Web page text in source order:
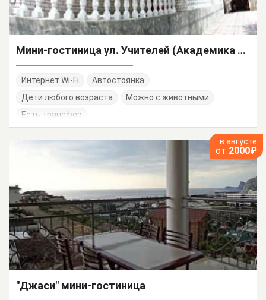
Мини-гостиница ул. Учителей (Академика Сахарова)
Интернет Wi-Fi
Автостоянка
Дети любого возраста
Можно с животными
Есть трансфер
в августе
от 2000₽
"Джаси" мини-гостиница